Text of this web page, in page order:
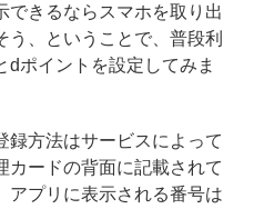
できるならスマホを取り出
、ということで、普段利
dポイントを設定してみま
方法はサービスによって
カードの背面に記載されて
アプリに表示される番号は